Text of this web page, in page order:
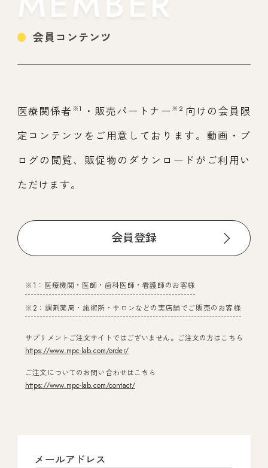
会員コンテンツ
医療関係者 ※1 ・販売パートナー※2 向けの会員限
定コンテンツをご用意しております。動画・ブ
ログの閲覧、販促物のダウンロードがご利用い
ただけます。
会員登録
※1：医療機関・医師・歯科医師・看護師のお客様
※2：調剤薬局・施術所・サロンなどの実店舗でご販売のお客様
サプリメントご注文サイトではございません。ご注文の方はこちら
https://www.mpc-lab.com/order/
ご注文についてのお問い合わせはこちら
https://www.mpc-lab.com/contact/
メールアドレス